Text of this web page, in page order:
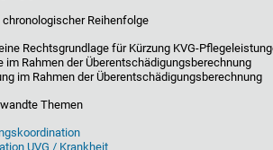
Reihenfolge
Rechtsgrundlage für Kürzung KVG-
im Rahmen der Überentschädigungsberechnung
im Rahmen der Überentschädigungsberechnung
Themen
UVG / Krankheit